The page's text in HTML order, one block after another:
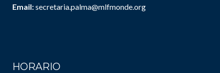
Email:secretaria.palma@mlfmonde.org
HORARIO